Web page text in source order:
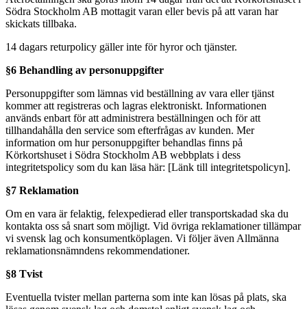
Södra Stockholm AB mottagit varan eller bevis på att varan har
skickats tillbaka.
14 dagars returpolicy gäller inte för hyror och tjänster.
§6 Behandling av personuppgifter
Personuppgifter som lämnas vid beställning av vara eller tjänst
kommer att registreras och lagras elektroniskt. Informationen
används enbart för att administrera beställningen och för att
tillhandahålla den service som efterfrågas av kunden. Mer
information om hur personuppgifter behandlas finns på
Körkortshuset i Södra Stockholm AB webbplats i dess
integritetspolicy som du kan läsa här: [Länk till integritetspolicyn].
§7 Reklamation
Om en vara är felaktig, felexpedierad eller transportskadad ska du
kontakta oss så snart som möjligt. Vid övriga reklamationer tillämpar
vi svensk lag och konsumentköplagen. Vi följer även Allmänna
reklamationsnämndens rekommendationer.
§8 Tvist
Eventuella tvister mellan parterna som inte kan lösas på plats, ska